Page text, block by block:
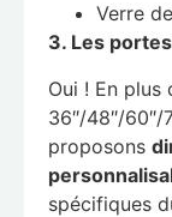
Verre
3. Les
Oui ! En plus
36″/48″/60″/
proposons
spécifiques